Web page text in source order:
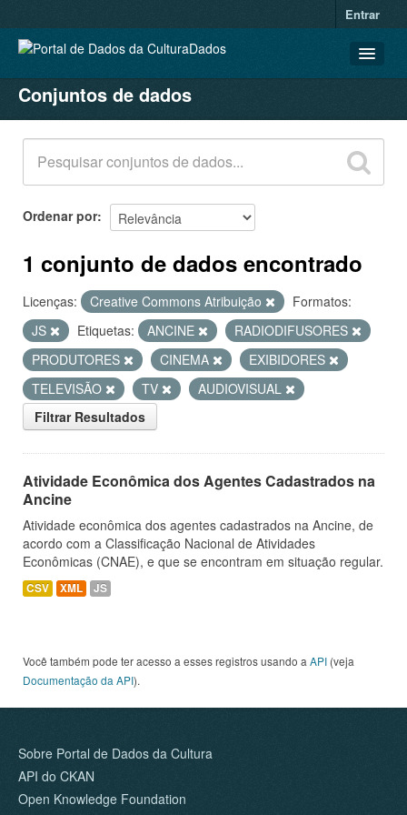
Entrar
CONJUNTOS DE DADOS
ORGANIZAÇÕES
GRUPOS
SOBRE
Conjuntos de dados
Ordenar por
1 conjunto de dados encontrado
Licenças: Creative Commons Atribuição
Formatos:
JS
Etiquetas: ANCINE
RADIODIFUSORES
PRODUTORES
CINEMA
EXIBIDORES
TELEVISÃO
TV
AUDIOVISUAL
Filtrar Resultados
Atividade Econômica dos Agentes Cadastrados na
Ancine
Atividade econômica dos agentes cadastrados na Ancine, de
acordo com a Classificação Nacional de Atividades
Econômicas (CNAE), e que se encontram em situação regular.
CSV XML JS
Você também pode ter acesso a esses registros usando a API (veja
Documentação da API).
Sobre Portal de Dados da Cultura
API do CKAN
Open Knowledge Foundation